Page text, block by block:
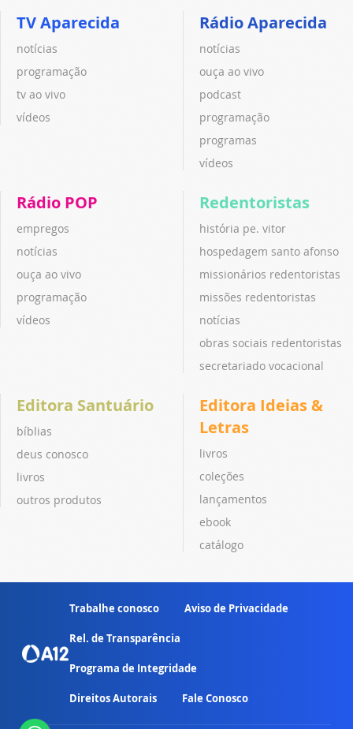
TV Aparecida
notícias
programação
tv ao vivo
vídeos
Rádio Aparecida
notícias
ouça ao vivo
podcast
programação
programas
vídeos
Rádio POP
empregos
notícias
ouça ao vivo
programação
vídeos
Redentoristas
história pe. vitor
hospedagem santo afonso
missionários redentoristas
missões redentoristas
notícias
obras sociais redentoristas
secretariado vocacional
Editora Santuário
bíblias
deus conosco
livros
outros produtos
Editora Ideias &
Letras
livros
coleções
lançamentos
ebook
catálogo
Trabalhe conosco Aviso de Privacidade
Rel. de Transparência
Programa de Integridade
Direitos Autorais Fale Conosco